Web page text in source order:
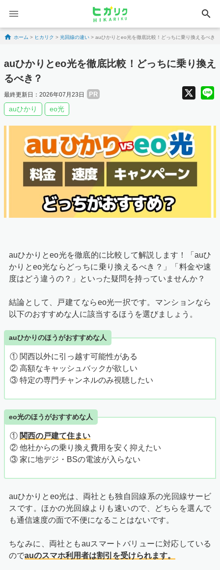
search
Skip to content
ホーム > ヒカリク > 光回線の違い > auひかりとeo光を徹底比較！どっちに乗り換えるべき？
auひかりとeo光を徹底比較！どっちに乗り換え
るべき？
最終更新日：2026年07月23日 PR X
auひかり eo光
auひかりとeo光を徹底的に比較して解説します！「auひ
かりとeo光ならどっちに乗り換えるべき？」「料金や速
度はどう違うの？」といった疑問を持っていませんか？
結論として、戸建てならeo光一択です。マンションなら
以下のおすすめな人に該当するほうを選びましょう。
auひかりのほうがおすすめな人
① 関西以外に引っ越す可能性がある
② 高額なキャッシュバックが欲しい
③ 特定の専門チャンネルのみ視聴したい
eo光のほうがおすすめな人
① 関西の戸建て住まい
② 他社からの乗り換え費用を安く抑えたい
③ 家に地デジ・BSの電波が入らない
auひかりとeo光は、両社とも独自回線系の光回線サービ
スです。ほかの光回線よりも速いので、どちらを選んで
も通信速度の面で不便になることはないです。
ちなみに、両社ともauスマートバリューに対応している
のでauのスマホ利用者は割引を受けられます。